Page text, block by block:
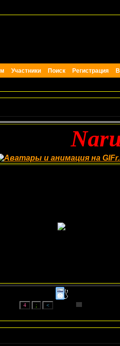
Участники Поиск Регистрация